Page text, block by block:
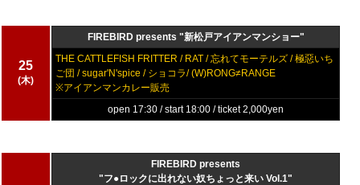
25
(木)
FIREBIRD presents "新松戸アイアンマンショー"
THE CATTLEFISH FRITTER / RAT / 忘れてモーテルズ / 極惡いち
ご団 / sugar'N'spice / ショコラ/ (W)RONG≠RANGE
※アイアンマンカレー販売
open 17:30 / start 18:00 / ticket 2,000yen
FIREBIRD presents
"フ●ロックに出れない奴ちょっと来い Vol.1"